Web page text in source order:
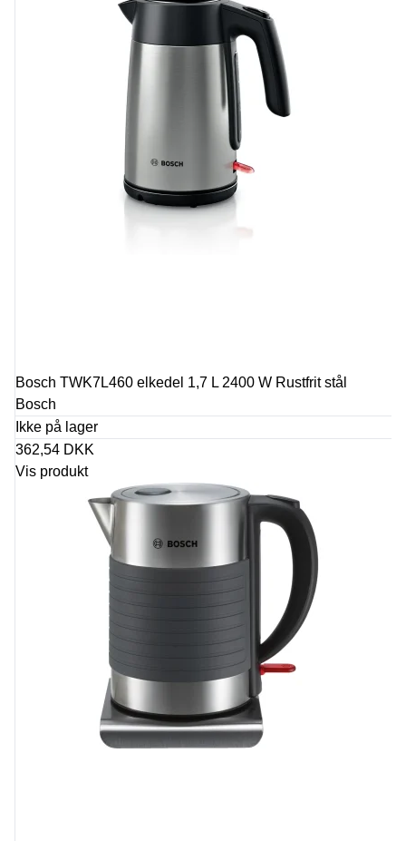
Bosch TWK7L460 elkedel 1,7 L 2400 W Rustfrit stål
Bosch
Ikke på lager
362,54 DKK
Vis produkt